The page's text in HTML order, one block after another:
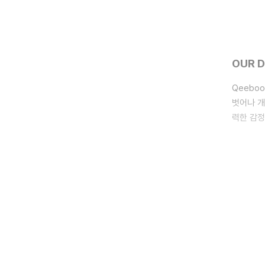
OUR
Qeeboo
벗어나
력한 감